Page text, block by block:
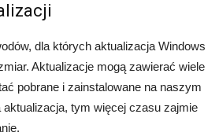
dla których aktualizacja Windows
Aktualizacje mogą zawierać wiele
pobrane i zainstalowane na naszym
tym więcej czasu zajmie